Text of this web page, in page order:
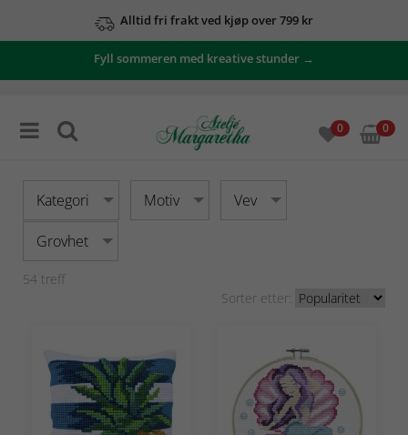
Alltid fri frakt ved kjøp over 799 kr
Se våre tilbud her
Fyll sommeren med kreative stunder →
0 0
Kategori Motiv Vev
Grovhet
54 treff
Sorter etter: